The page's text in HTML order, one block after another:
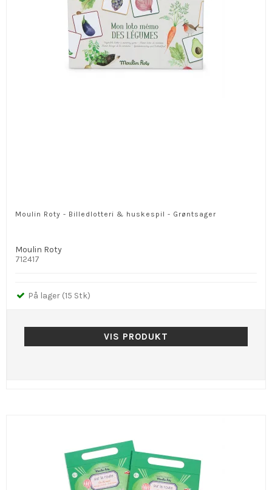
Moulin Roty - Billedlotteri & huskespil - Grøntsager
Moulin Roty
712417
På lager (15 Stk)
VIS PRODUKT